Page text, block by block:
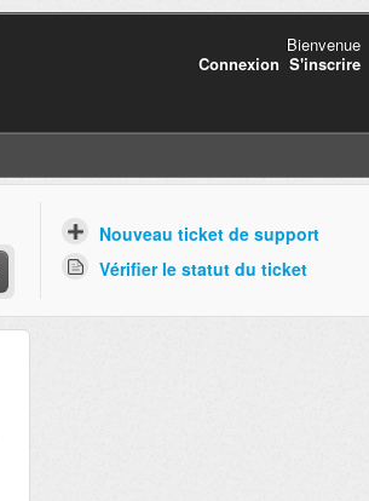
Bienvenue
Connexion S'inscrire
Nouveau ticket de support
Vérifier le statut du ticket